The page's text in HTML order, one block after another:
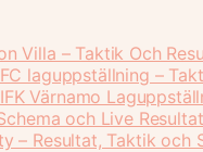
Villa – Taktik Och
laguppställning –
Värnamo
och Live Resultat
– Resultat, Taktik och